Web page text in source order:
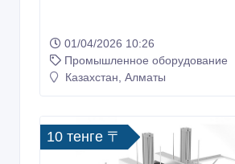
01/04/2026 10:26
Промышленное оборудование
Казахстан, Алматы
10 тенге 〒